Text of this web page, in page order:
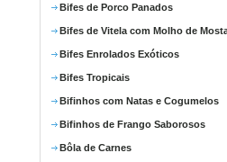
Bifes de Porco Panados
Bifes de Vitela com Molho de
Bifes Enrolados Exóticos
Bifes Tropicais
Bifinhos com Natas e Cogumelos
Bifinhos de Frango Saborosos
Bôla de Carnes